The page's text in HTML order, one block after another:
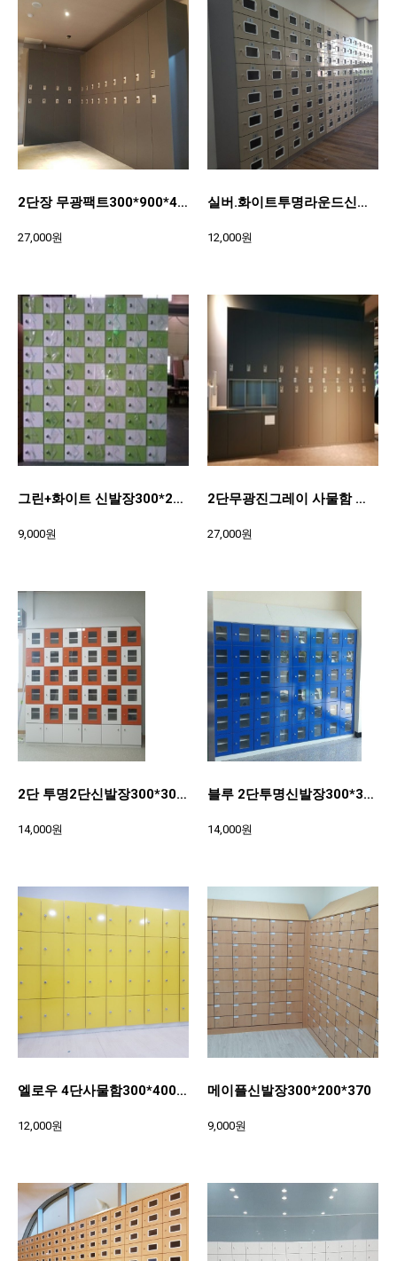
2단장 무광팩트300*900*490
27,000원
실버.화이트투명라운드신발장300*200*370
12,000원
그린+화이트 신발장300*200*370
9,000원
2단무광진그레이 사물함 및 옷장300*900*490
27,000원
2단 투명2단신발장300*300*370
14,000원
블루 2단투명신발장300*300*370
14,000원
엘로우 4단사물함300*400*370
12,000원
메이플신발장300*200*370
9,000원